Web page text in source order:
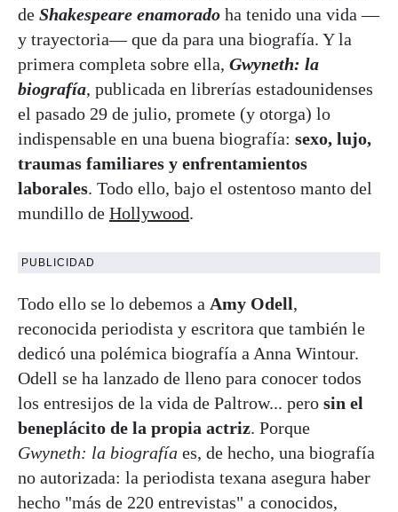
de Shakespeare enamorado ha tenido una vida —
y trayectoria— que da para una biografía. Y la
primera completa sobre ella, Gwyneth: la
biografía, publicada en librerías estadounidenses
el pasado 29 de julio, promete (y otorga) lo
indispensable en una buena biografía: sexo, lujo,
traumas familiares y enfrentamientos
laborales. Todo ello, bajo el ostentoso manto del
mundillo de Hollywood.
PUBLICIDAD
Todo ello se lo debemos a Amy Odell,
reconocida periodista y escritora que también le
dedicó una polémica biografía a Anna Wintour.
Odell se ha lanzado de lleno para conocer todos
los entresijos de la vida de Paltrow... pero sin el
beneplácito de la propia actriz. Porque
Gwyneth: la biografía es, de hecho, una biografía
no autorizada: la periodista texana asegura haber
hecho "más de 220 entrevistas" a conocidos,